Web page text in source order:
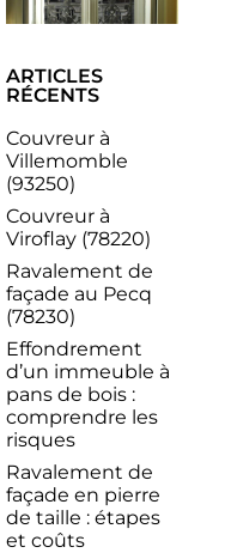
ARTICLES
RÉCENTS
Couvreur à
Villemomble
(93250)
Couvreur à
Viroflay (78220)
Ravalement de
façade au Pecq
(78230)
Effondrement
d’un immeuble à
pans de bois :
comprendre les
risques
Ravalement de
façade en pierre
de taille : étapes
et coûts